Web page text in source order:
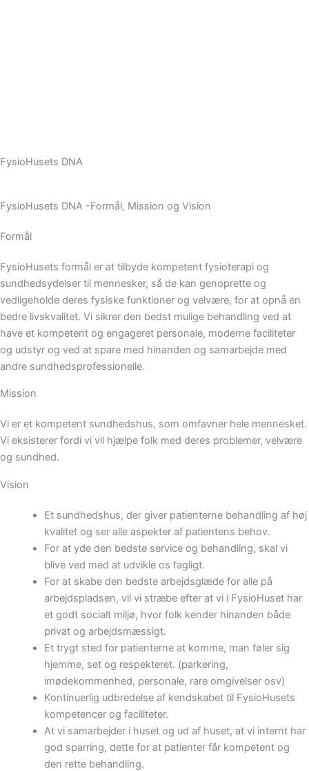
FysioHusets DNA
FysioHusets DNA -Formål, Mission og Vision
Formål
FysioHusets formål er at tilbyde kompetent fysioterapi og
sundhedsydelser til mennesker, så de kan genoprette og
vedligeholde deres fysiske funktioner og velvære, for at opnå en
bedre livskvalitet. Vi sikrer den bedst mulige behandling ved at
have et kompetent og engageret personale, moderne faciliteter
og udstyr og ved at spare med hinanden og samarbejde med
andre sundhedsprofessionelle.
Mission
Vi er et kompetent sundhedshus, som omfavner hele mennesket.
Vi eksisterer fordi vi vil hjælpe folk med deres problemer, velvære
og sundhed.
Vision
Et sundhedshus, der giver patienterne behandling af høj
kvalitet og ser alle aspekter af patientens behov.
For at yde den bedste service og behandling, skal vi
blive ved med at udvikle os fagligt.
For at skabe den bedste arbejdsglæde for alle på
arbejdspladsen, vil vi stræbe efter at vi i FysioHuset har
et godt socialt miljø, hvor folk kender hinanden både
privat og arbejdsmæssigt.
Et trygt sted for patienterne at komme, man føler sig
hjemme, set og respekteret. (parkering,
imødekommenhed, personale, rare omgivelser osv)
Kontinuerlig udbredelse af kendskabet til FysioHusets
kompetencer og faciliteter.
At vi samarbejder i huset og ud af huset, at vi internt har
god sparring, dette for at patienter får kompetent og
den rette behandling.